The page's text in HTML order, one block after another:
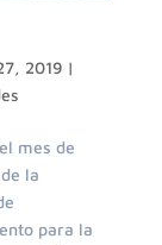
2019|
mes de
la
para la